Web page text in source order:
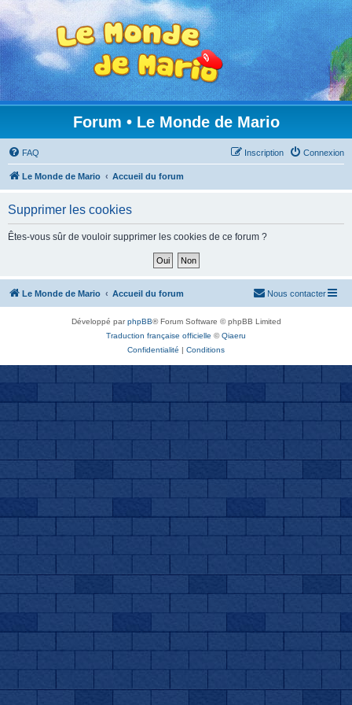
Forum • Le Monde de Mario
FAQ Connexion
Inscription
Le Monde de Mario Accueil du forum
Supprimer les cookies
Êtes-vous sûr de vouloir supprimer les cookies de ce forum ?
Le Monde de Mario Accueil du forum Nous contacter
Développé parphpBB® Forum Software © phpBB Limited
Traduction française officielle ©Qiaeru
Confidentialité | Conditions